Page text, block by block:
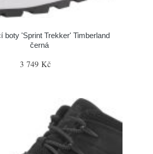
boty 'Sprint Trekker' Timberland
černá
3 749 Kč